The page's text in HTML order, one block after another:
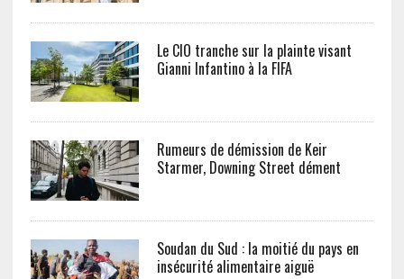
Le CIO tranche sur la plainte visant
Gianni Infantino à la FIFA
Rumeurs de démission de Keir
Starmer, Downing Street dément
Soudan du Sud : la moitié du pays en
insécurité alimentaire aiguë